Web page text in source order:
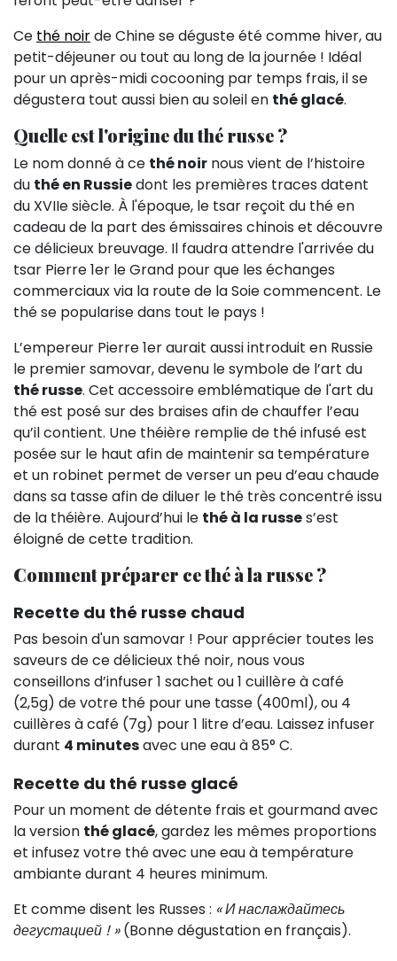
Ce thé noirde Chine se déguste été comme hiver, au
petit-déjeuner ou tout au long de la journée ! Idéal
pour un après-midi cocooning par temps frais, il se
dégustera tout aussi bien au soleil en thé glacé.
Quelle est l'origine du thé russe ?
Le nom donné à ce thé noir nous vient de l’histoire
du thé en Russiedont les premières traces datent
du XVIIe siècle. À l'époque, le tsar reçoit du thé en
cadeau de la part des émissaires chinois et découvre
ce délicieux breuvage. Il faudra attendre l'arrivée du
tsar Pierre 1er le Grand pour que les échanges
commerciaux via la route de la Soie commencent. Le
thé se popularise dans tout le pays !
L’empereur Pierre 1er aurait aussi introduit en Russie
le premier samovar, devenu le symbole de l’art du
thé russe. Cet accessoire emblématique de l'art du
thé est posé sur des braises afin de chauffer l’eau
qu’il contient. Une théière remplie de thé infusé est
posée sur le haut afin de maintenir sa température
et un robinet permet de verser un peu d’eau chaude
dans sa tasse afin de diluer le thé très concentré issu
de la théière. Aujourd’hui le thé à la russes’est
éloigné de cette tradition.
Comment préparer ce thé à la russe ?
Recette du thé russe chaud
Pas besoin d'un samovar ! Pour apprécier toutes les
saveurs de ce délicieux thé noir, nous vous
conseillons d’infuser 1 sachet ou 1 cuillère à café
(2,5g) de votre thé pour une tasse (400ml), ou 4
cuillères à café (7g) pour 1 litre d’eau. Laissez infuser
durant 4 minutesavec une eau à 85° C.
Recette du thé russe glacé
Pour un moment de détente frais et gourmand avec
la version thé glacé, gardez les mêmes proportions
et infusez votre thé avec une eau à température
ambiante durant 4 heures minimum.
Et comme disent les Russes : « И наслаждайтесь
дегустацией ! »(Bonne dégustation en français).